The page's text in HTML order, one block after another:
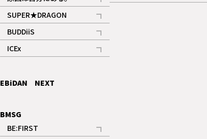
記事
SUPER★DRAGON
記事
BUDDiiS
記事
ICEx
記事
EBiDAN NEXT
BMSG
BE:FIRST
記事